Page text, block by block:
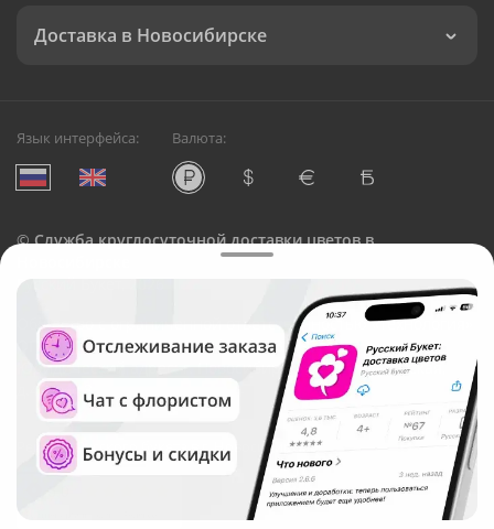
Доставка в Новосибирске
Язык интерфейса: Валюта:
©Служба круглосуточной доставки цветов в
Русский Букет, 2026
Общество с ограниченной ответственностью «Технология»
ОГРН: 1195476081745, ИНН: 5410081997
Юридический адрес: г. Новосибирск, ул. Ипподромская,
д.42, оф. 3
Рейтинг Русского букета в г. Новосибирск